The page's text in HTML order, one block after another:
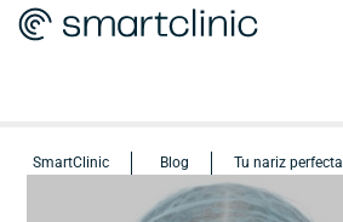
SmartClinic Blog Tu nariz perfecta